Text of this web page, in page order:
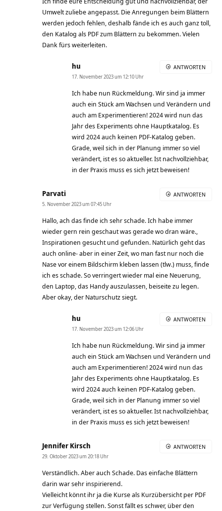
Umwelt zuliebe angepasst. Die Anregungen beim Blättern
werden jedoch fehlen, deshalb fände ich es auch ganz toll,
den Katalog als PDF zum Blättern zu bekommen. Vielen
Dank fürs weiterleiten.
hu
17. November 2023 um 12:10 Uhr
Ich habe nun Rückmeldung. Wir sind ja immer
auch ein Stück am Wachsen und Verändern und
auch am Experimentieren! 2024 wird nun das
Jahr des Experiments ohne Hauptkatalog. Es
wird 2024 auch keinen PDF-Katalog geben.
Grade, weil sich in der Planung immer so viel
verändert, ist es so aktueller. Ist nachvollziehbar,
in der Praxis muss es sich jetzt beweisen!
ANTWORTEN
Parvati
5. November 2023 um 07:45 Uhr
Hallo, ach das finde ich sehr schade. Ich habe immer
wieder gern rein geschaut was gerade wo dran wäre.,
Inspirationen gesucht und gefunden. Natürlich geht das
auch online- aber in einer Zeit, wo man fast nur noch die
Nase vor einem Bildschirm kleben lassen (tlw.) muss, finde
ich es schade. So verringert wieder mal eine Neuerung,
den Laptop, das Handy auszulassen, beiseite zu legen.
Aber okay, der Naturschutz siegt.
ANTWORTEN
hu
17. November 2023 um 12:06 Uhr
Ich habe nun Rückmeldung. Wir sind ja immer
auch ein Stück am Wachsen und Verändern und
auch am Experimentieren! 2024 wird nun das
Jahr des Experiments ohne Hauptkatalog. Es
wird 2024 auch keinen PDF-Katalog geben.
Grade, weil sich in der Planung immer so viel
verändert, ist es so aktueller. Ist nachvollziehbar,
in der Praxis muss es sich jetzt beweisen!
ANTWORTEN
Jennifer Kirsch
29. Oktober 2023 um 20:18 Uhr
Verständlich. Aber auch Schade. Das einfache Blättern
darin war sehr inspirierend.
Vielleicht könnt ihr ja die Kurse als Kurzübersicht per PDF
zur Verfügung stellen. Sonst fällt es schwer, über den
ANTWORTEN